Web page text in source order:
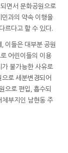
면서 문화공원으로
과의 약속 이행을
르다고 할 수 있다.
이들은 대부분 공원
어린이들의 이용
불가능한 사유로
로 세분변경되어
으로 편입, 흡수되
부지인 남현동 주